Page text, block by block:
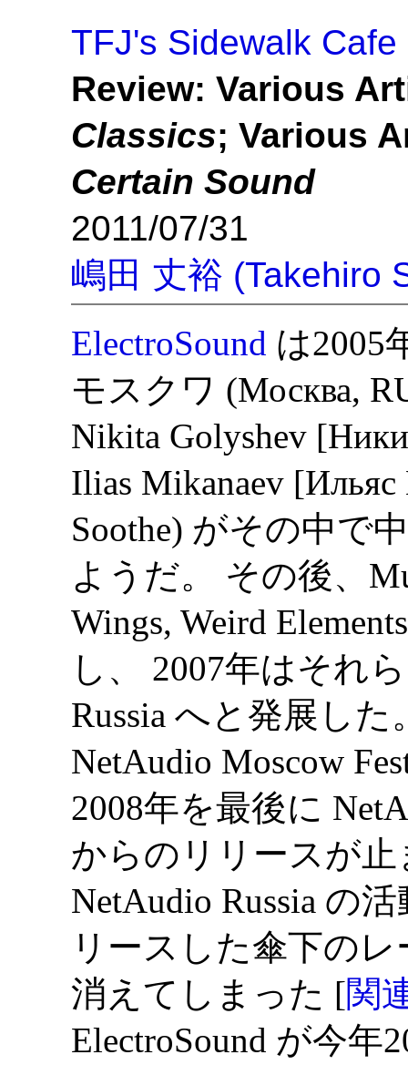
TFJ's Sidewalk Cafe
Review: Various
Classics; Various
Certain Sound
2011/07/31
嶋田 丈裕 (Takehiro
ElectroSound は2005
モスクワ (Москва,
Nikita Golyshev
Ilias Mikanaev
Soothe) がその中で
ようだ。 その後、
Wings, Weird
し、 2007年はそれ
Russia へと発展し
NetAudio Moscow
2008年を最後に
からのリリースが止
NetAudio Russia の
リースした傘下の
消えてしまった [関
ElectroSound が今年